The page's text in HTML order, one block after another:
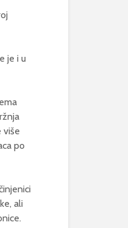
je i u
više
po
ali